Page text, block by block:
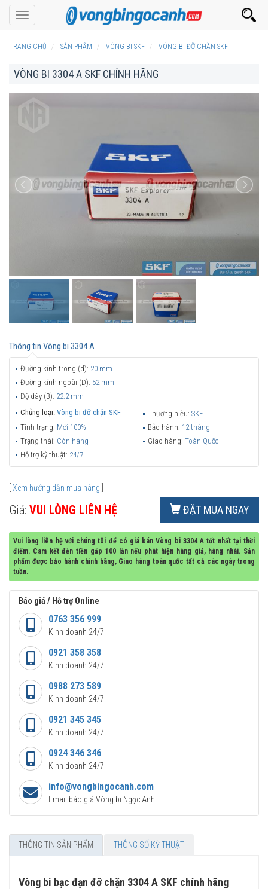
Toggle
navigation
TRANG CHỦ SẢN PHẨM VÒNG BI SKF VÒNG BI ĐỠ CHẶN SKF
VÒNG BI 3304 A SKF CHÍNH HÃNG
Thông tin Vòng bi 3304 A
Đường kính trong (d): 20 mm
Đường kính ngoài (D): 52 mm
Độ dày (B): 22.2 mm
Chủng loại: Vòng bi đỡ chặn SKF Thương hiệu: SKF
Tình trạng: Mới 100% Bảo hành: 12 tháng
Trạng thái: Còn hàng Giao hàng: Toàn Quốc
Hỗ trợ kỹ thuật: 24/7
Xem hướng dẫn mua hàng
Giá: VUI LÒNG LIÊN HỆ ĐẶT MUA NGAY
Vui lòng liên hệ với chúng tôi để có giá bán Vòng bi 3304 A tốt nhất tại thời
điểm. Cam kết đền tiền gấp 100 lần nếu phát hiện hàng giả, hàng nhái. Sản
phẩm được bảo hành chính hãng, Giao hàng toàn quốc tất cả các ngày trong
tuần.
Báo giá / Hỗ trợ Online
0763 356 999
Kinh doanh 24/7
0921 358 358
Kinh doanh 24/7
0988 273 589
Kinh doanh 24/7
0921 345 345
Kinh doanh 24/7
0924 346 346
Kinh doanh 24/7
info@vongbingocanh.com
Email báo giá Vòng bi Ngọc Anh
THÔNG TIN SẢN PHẨM THÔNG SỐ KỸ THUẬT
Vòng bi bạc đạn đỡ chặn 3304 A SKF chính hãng